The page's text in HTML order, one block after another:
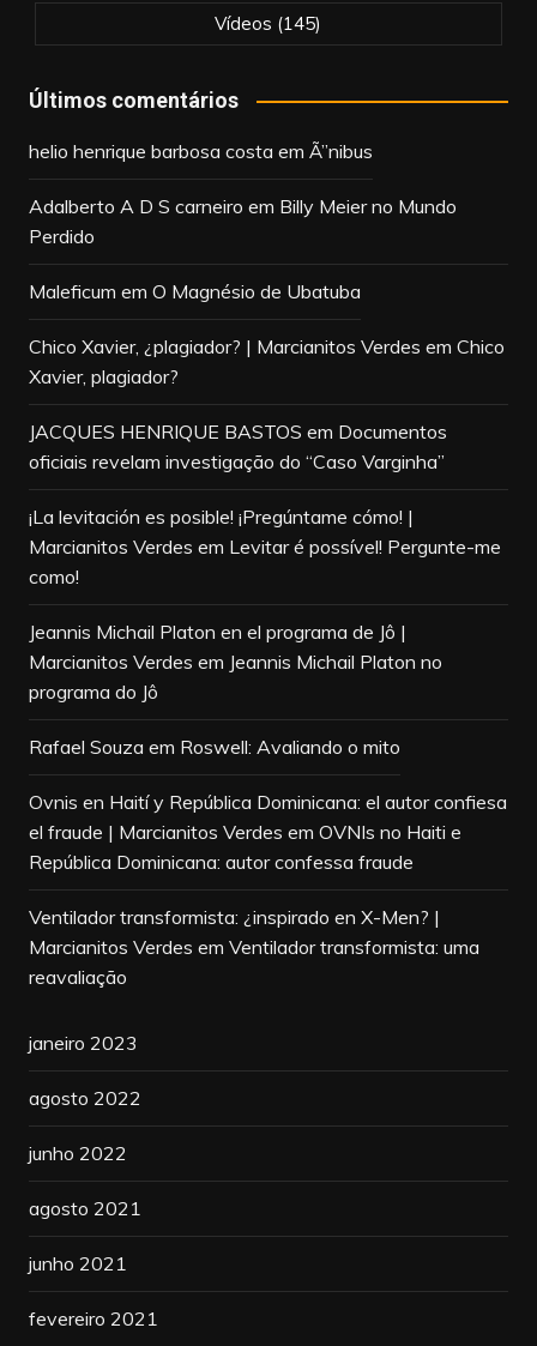
Vídeos (145)
Últimos comentários
helio henrique barbosa costa em Ã”nibus
Adalberto A D S carneiro em Billy Meier no Mundo
Perdido
Maleficum em O Magnésio de Ubatuba
Chico Xavier, ¿plagiador? | Marcianitos Verdes em Chico
Xavier, plagiador?
JACQUES HENRIQUE BASTOS em Documentos
oficiais revelam investigação do “Caso Varginha”
¡La levitación es posible! ¡Pregúntame cómo! |
Marcianitos Verdes em Levitar é possível! Pergunte-me
como!
Jeannis Michail Platon en el programa de Jô |
Marcianitos Verdes em Jeannis Michail Platon no
programa do Jô
Rafael Souza em Roswell: Avaliando o mito
Ovnis en Haití y República Dominicana: el autor confiesa
el fraude | Marcianitos Verdes em OVNIs no Haiti e
República Dominicana: autor confessa fraude
Ventilador transformista: ¿inspirado en X-Men? |
Marcianitos Verdes em Ventilador transformista: uma
reavaliação
janeiro 2023
agosto 2022
junho 2022
agosto 2021
junho 2021
fevereiro 2021